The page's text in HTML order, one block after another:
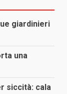
giardinieri
una
siccità: cala